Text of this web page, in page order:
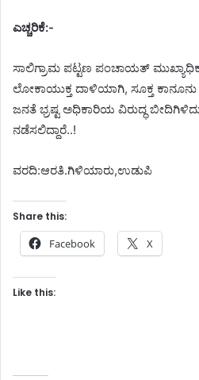
ಎಚ್ಚರಿಕೆ:-
ಸಾಲಿಗ್ರಾಮ ಪಟ್ಟಣ ಪಂಚಾಯತ್
ಲೋಕಾಯುಕ್ತ ದಾಳಿಯಾಗಿ, ಸೂಕ್ತ
ಜನತೆ ಭ್ರಷ್ಟ ಅಧಿಕಾರಿಯ ವಿರುದ್ಧ
ನಡೆಸಲಿದ್ದಾರೆ..!
ವರದಿ:ಆರತಿ.ಗಿಳಿಯಾರು,ಉಡುಪಿ
Share this:
Facebook X
Like this: